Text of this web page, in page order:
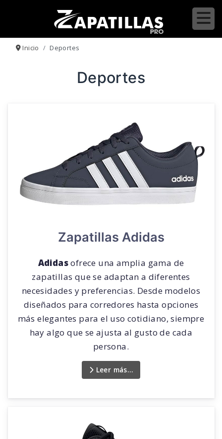
Inicio Deportes
Deportes
Zapatillas Adidas
Adidasofrece una amplia gama de
zapatillas que se adaptan a diferentes
necesidades y preferencias. Desde modelos
diseñados para corredores hasta opciones
más elegantes para el uso cotidiano, siempre
hay algo que se ajusta al gusto de cada
persona.
Leer más…